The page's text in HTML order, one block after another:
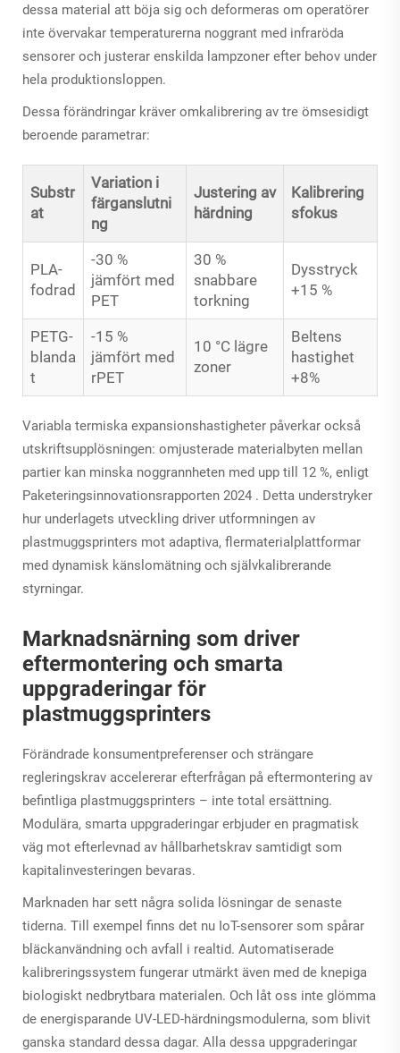
dessa material att böja sig och deformeras om operatörer
inte övervakar temperaturerna noggrant med infraröda
sensorer och justerar enskilda lampzoner efter behov under
hela produktionsloppen.
Dessa förändringar kräver omkalibrering av tre ömsesidigt
beroende parametrar:
Substr
at
Variation i
färganslutni
ng
Justering av
härdning
Kalibrering
sfokus
PLA-
fodrad
-30 %
jämfört med
PET
30 %
snabbare
torkning
Dysstryck
+15 %
PETG-
blanda
t
-15 %
jämfört med
rPET
10 °C lägre
zoner
Beltens
hastighet
+8%
Variabla termiska expansionshastigheter påverkar också
utskriftsupplösningen: omjusterade materialbyten mellan
partier kan minska noggrannheten med upp till 12 %, enligt
Paketeringsinnovationsrapporten 2024 . Detta understryker
hur underlagets utveckling driver utformningen av
plastmuggsprinters mot adaptiva, flermaterialplattformar
med dynamisk känslomätning och självkalibrerande
styrningar.
Marknadsnärning som driver
eftermontering och smarta
uppgraderingar för
plastmuggsprinters
Förändrade konsumentpreferenser och strängare
regleringskrav accelererar efterfrågan på eftermontering av
befintliga plastmuggsprinters – inte total ersättning.
Modulära, smarta uppgraderingar erbjuder en pragmatisk
väg mot efterlevnad av hållbarhetskrav samtidigt som
kapitalinvesteringen bevaras.
Marknaden har sett några solida lösningar de senaste
tiderna. Till exempel finns det nu IoT-sensorer som spårar
bläckanvändning och avfall i realtid. Automatiserade
kalibreringssystem fungerar utmärkt även med de knepiga
biologiskt nedbrytbara materialen. Och låt oss inte glömma
de energisparande UV-LED-härdningsmodulerna, som blivit
ganska standard dessa dagar. Alla dessa uppgraderingar